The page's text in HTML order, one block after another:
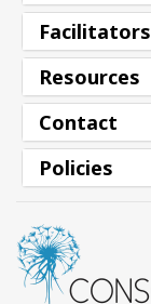
Facilitators
Resources
Contact
Policies